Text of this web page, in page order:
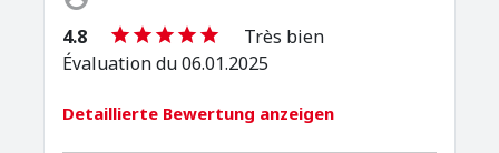
4.8
Très bien
Évaluation du 06.01.2025
Detaillierte Bewertung anzeigen